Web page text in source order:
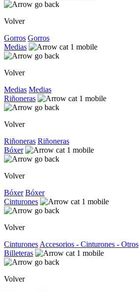
Volver
Gorros Gorros
Medias
Volver
Medias Medias
Riñoneras
Volver
Riñoneras Riñoneras
Bóxer
Volver
Bóxer Bóxer
Cinturones
Volver
Cinturones Accesorios - Cinturones - Otros
Billeteras
Volver